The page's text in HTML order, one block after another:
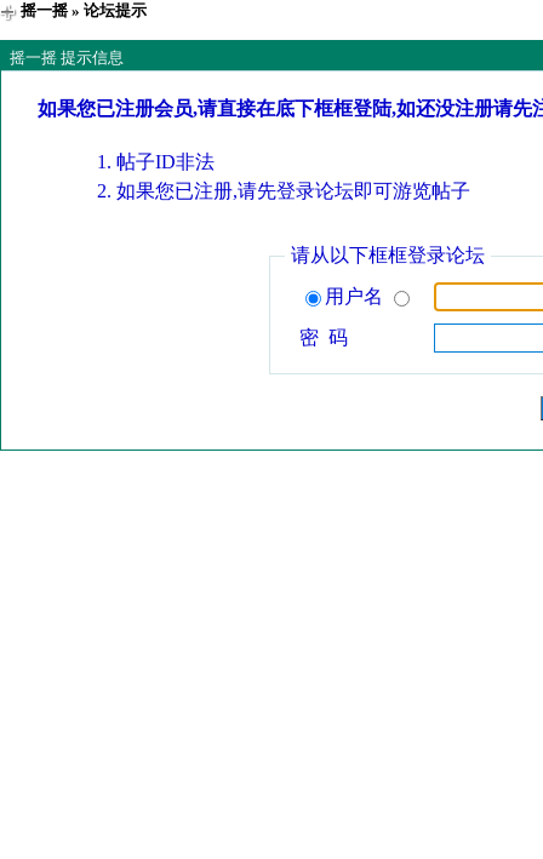
摇一摇» 论坛提示
摇一摇 提示信息
如果您已注册会员,请直接在底下框框登陆,如还没注册请先
帖子ID非法
如果您已注册,请先登录论坛即可游览帖子
请从以下框框登录论坛
用户名
密 码